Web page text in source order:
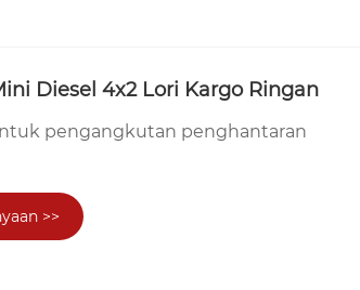
Diesel 4x2 Lori Kargo Ringan
pengangkutan penghantaran
>>